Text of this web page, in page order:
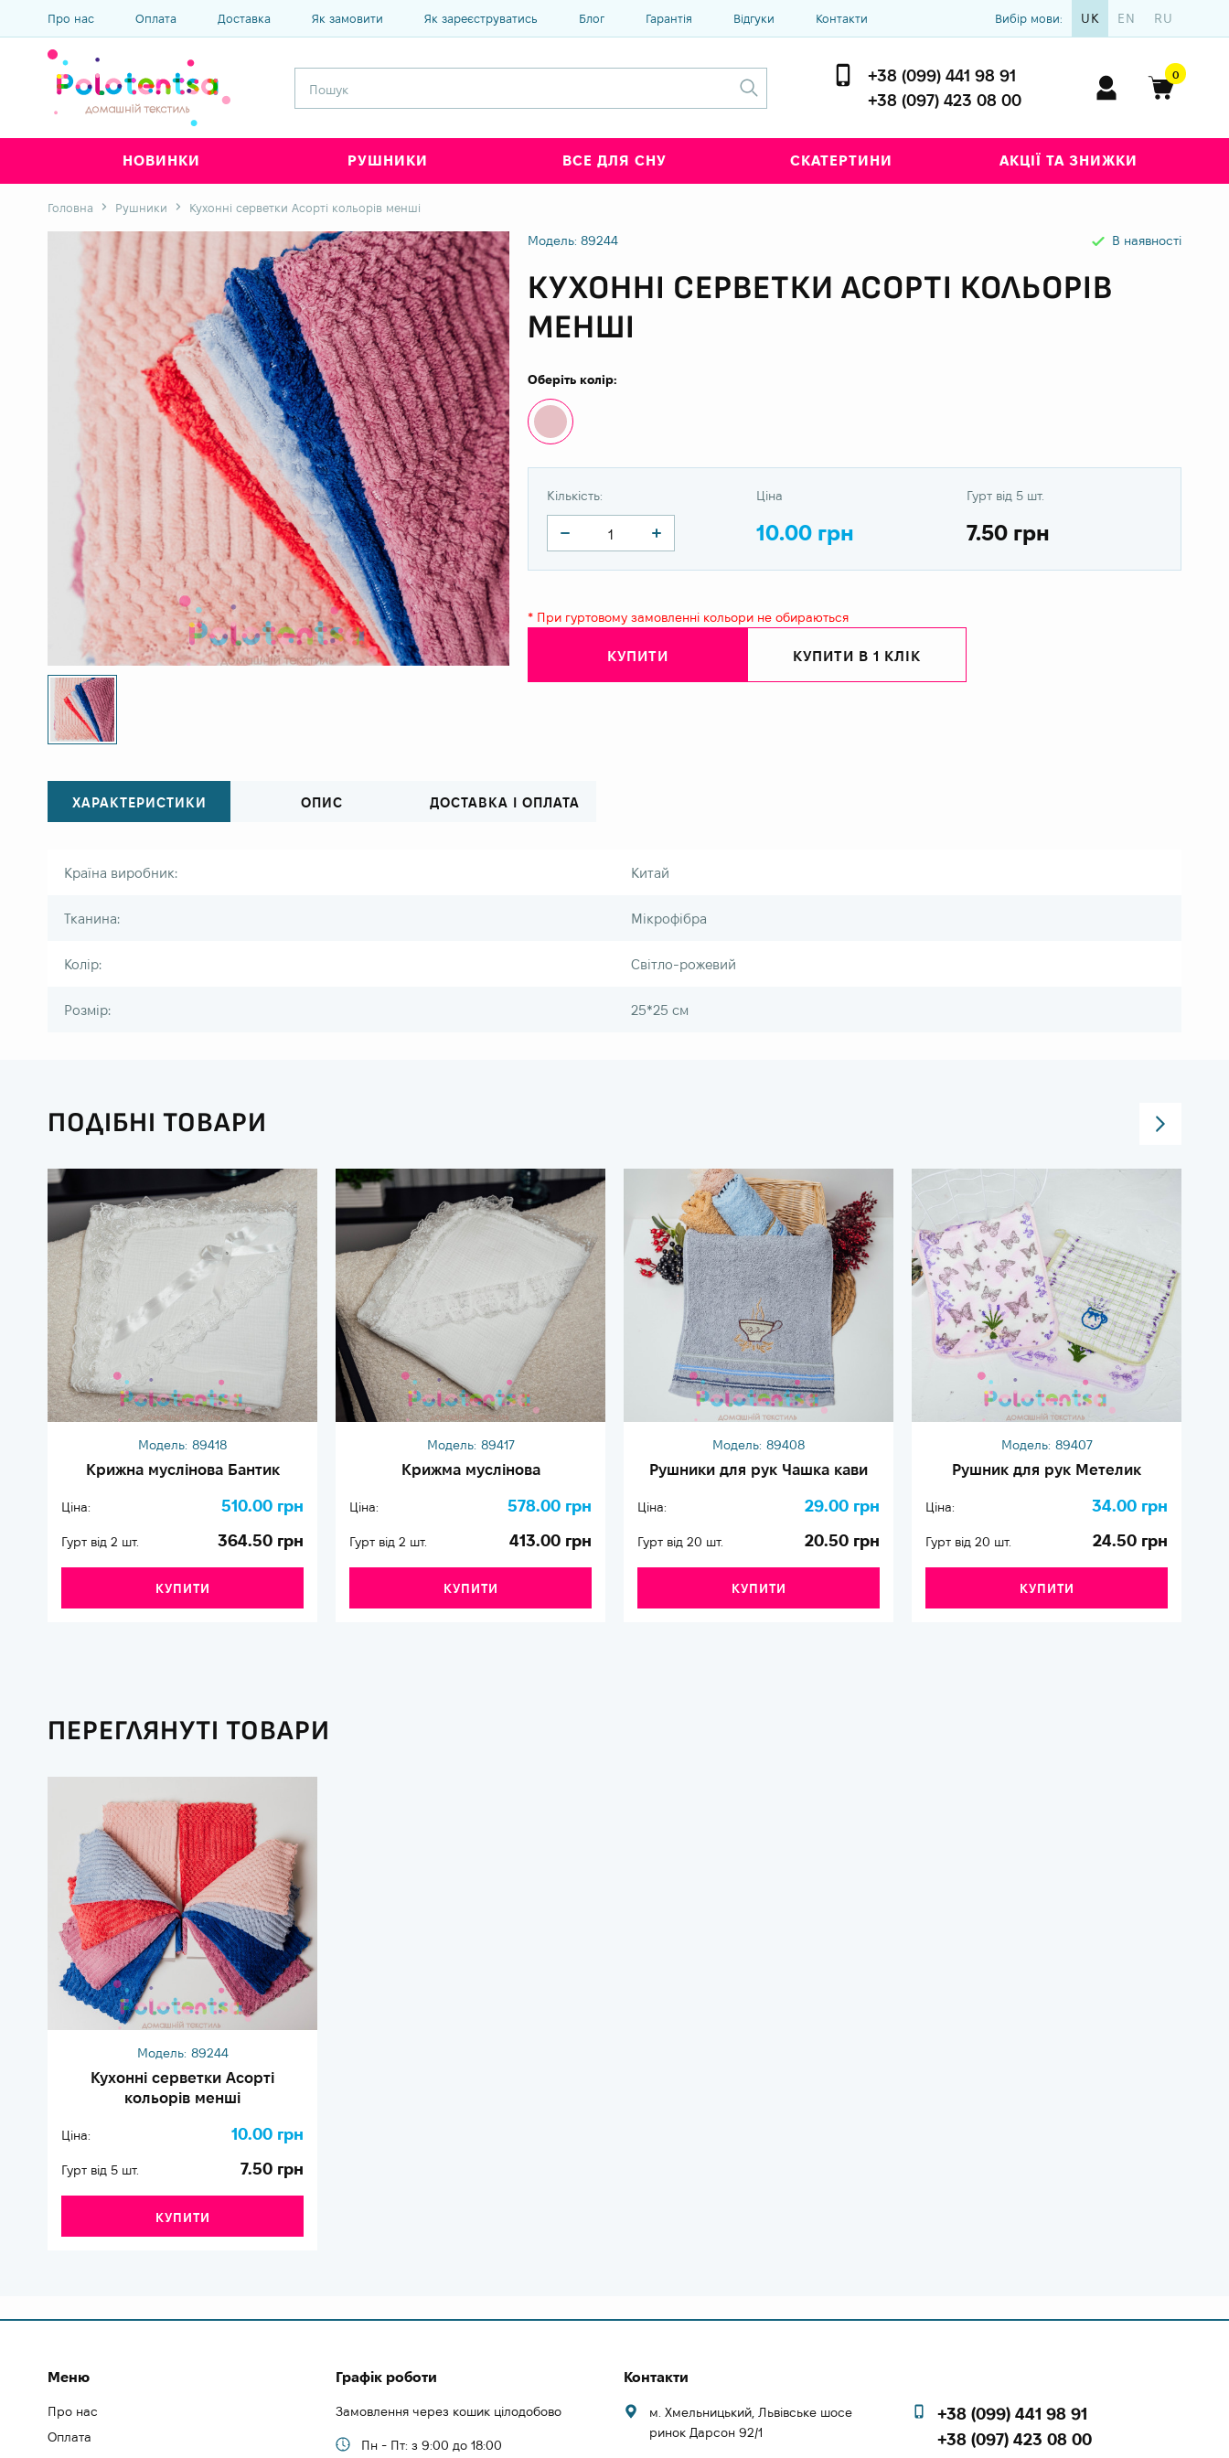
Про нас Оплата Доставка Як замовити Як зареєструватись Блог Гарантія Відгуки Контакти Вибір мови: UK EN RU
+38 (099) 441 98 91
+38 (097) 423 08 00
0
НОВИНКИ РУШНИКИ ВСЕ ДЛЯ СНУ СКАТЕРТИНИ АКЦІЇ ТА ЗНИЖКИ
Головна Рушники Кухонні серветки Асорті кольорів менші
Модель: 89244 В наявності
КУХОННІ СЕРВЕТКИ АСОРТІ КОЛЬОРІВ
МЕНШІ
Оберіть колір:
Кількість: Ціна
10.00 грн
Гурт від 5 шт.
7.50 грн
* При гуртовому замовленні кольори не обираються
КУПИТИ КУПИТИ В 1 КЛІК
ХАРАКТЕРИСТИКИ ОПИС ДОСТАВКА І ОПЛАТА
Країна виробник: Китай
Тканина: Мікрофібра
Колір: Світло-рожевий
Розмір: 25*25 см
ПОДІБНІ ТОВАРИ
Модель: 89418
Крижна муслінова Бантик
Ціна: 510.00 грн
Гурт від 2 шт. 364.50 грн
КУПИТИ
Модель: 89417
Крижма муслінова
Ціна: 578.00 грн
Гурт від 2 шт. 413.00 грн
КУПИТИ
Модель: 89408
Рушники для рук Чашка кави
Ціна: 29.00 грн
Гурт від 20 шт. 20.50 грн
КУПИТИ
Модель: 89407
Рушник для рук Метелик
Ціна: 34.00 грн
Гурт від 20 шт. 24.50 грн
КУПИТИ
ПЕРЕГЛЯНУТІ ТОВАРИ
Модель: 89244
Кухонні серветки Асорті
кольорів менші
Ціна: 10.00 грн
Гурт від 5 шт. 7.50 грн
КУПИТИ
Меню
Про нас
Оплата
Графік роботи
Замовлення через кошик цілодобово
Пн - Пт: з 9:00 до 18:00
Контакти
м. Хмельницький, Львівське шосе
ринок Дарсон 92/1
+38 (099) 441 98 91
+38 (097) 423 08 00